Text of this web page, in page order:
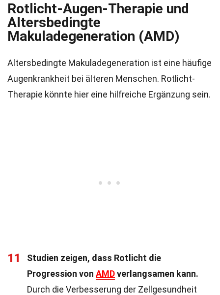
Rotlicht-Augen-Therapie und
Altersbedingte
Makuladegeneration (AMD)
Altersbedingte Makuladegeneration ist eine häufige
Augenkrankheit bei älteren Menschen. Rotlicht-
Therapie könnte hier eine hilfreiche Ergänzung sein.
11
Studien zeigen, dass Rotlicht die
Progression von AMDverlangsamen kann.
Durch die Verbesserung der Zellgesundheit